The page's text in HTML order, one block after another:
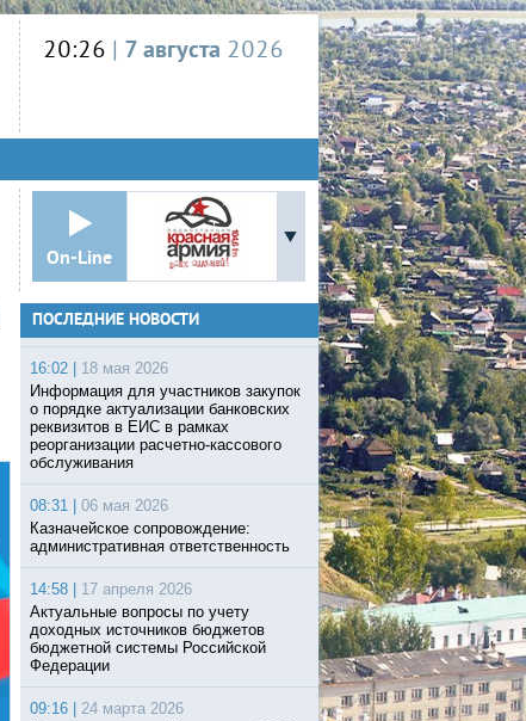
20:26 | 7 августа 2026
On-Line
ПОСЛЕДНИЕ НОВОСТИ
16:02 |
18 мая 2026
Информация для участников закупок
о порядке актуализации банковских
реквизитов в ЕИС в рамках
реорганизации расчетно-кассового
обслуживания
08:31 |
06 мая 2026
Казначейское сопровождение:
административная ответственность
14:58 |
17 апреля 2026
Актуальные вопросы по учету
доходных источников бюджетов
бюджетной системы Российской
Федерации
09:16 |
24 марта 2026